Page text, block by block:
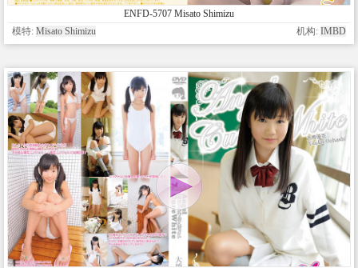
ENFD-5707 Misato Shimizu
模特: Misato Shimizu 机构: IMBD